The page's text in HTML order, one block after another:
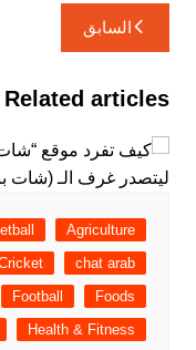
تصفّح
المقالات
السابق
Related articles
Agriculture
chat arab
Foods
Football
Health & Fitness